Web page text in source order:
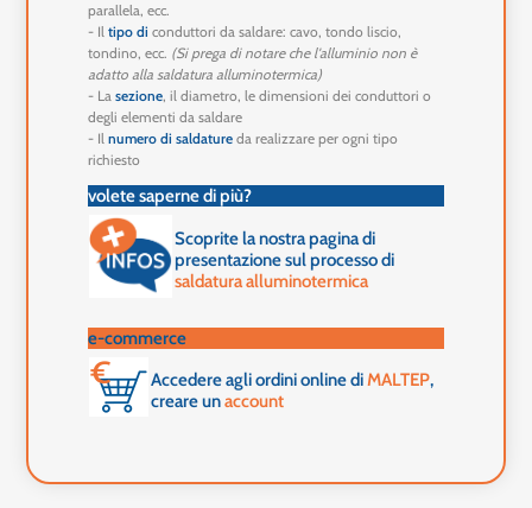
parallela, ecc.
- Iltipo di conduttori da saldare: cavo, tondo liscio,
tondino, ecc. (Si prega di notare che l'alluminio non è
adatto alla saldatura alluminotermica)
- Lasezione, il diametro, le dimensioni dei conduttori o
degli elementi da saldare
- Ilnumero di saldature da realizzare per ogni tipo
richiesto
volete saperne di più?
Scoprite la nostra pagina di
presentazione sul processo di
saldatura alluminotermica
e-commerce
Accedere agli ordini online diMALTEP,
creare unaccount